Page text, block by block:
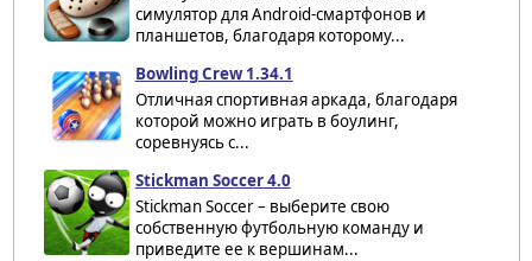
симулятор для Android-смартфонов и
планшетов, благодаря которому...
Bowling Crew 1.34.1
Отличная спортивная аркада, благодаря
которой можно играть в боулинг,
соревнуясь с...
Stickman Soccer 4.0
Stickman Soccer – выберите свою
собственную футбольную команду и
приведите ее к вершинам...